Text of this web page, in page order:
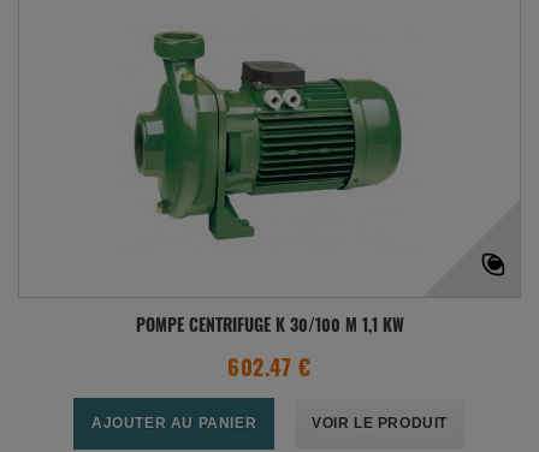
POMPE CENTRIFUGE K 30/100 M 1,1 KW
602.47 €
AJOUTER AU PANIER VOIR LE PRODUIT